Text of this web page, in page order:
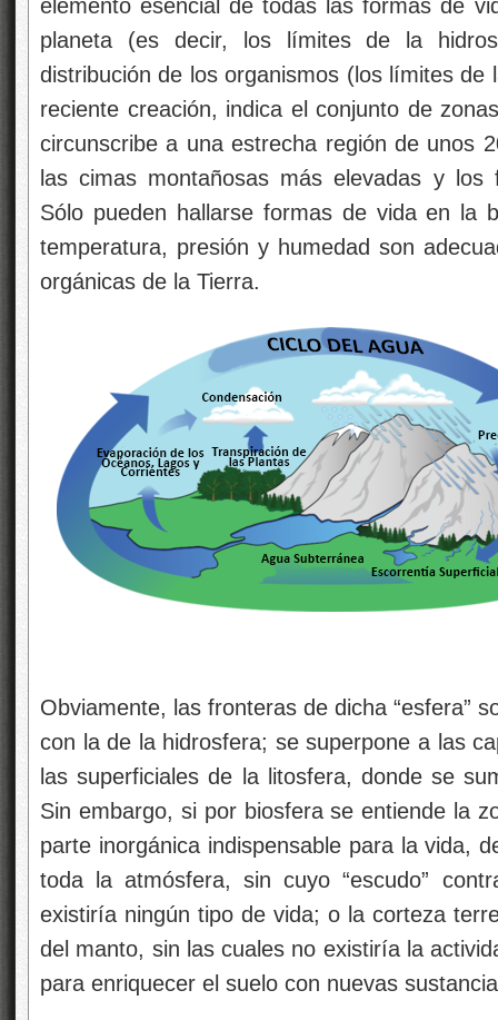
elemento esencial de todas las formas de
planeta (es decir, los límites de la
distribución de los organismos (los límites
reciente creación, indica el conjunto de
circunscribe a una estrecha región de unos
las cimas montañosas más elevadas y los
Sólo pueden hallarse formas de vida en la
temperatura, presión y humedad son
orgánicas de la Tierra.
Obviamente, las fronteras de dicha “esfera”
con la de la hidrosfera; se superpone a las
las superficiales de la litosfera, donde se
Sin embargo, si por biosfera se entiende la
parte inorgánica indispensable para la vida,
toda la atmósfera, sin cuyo “escudo”
existiría ningún tipo de vida; o la corteza
del manto, sin las cuales no existiría la
para enriquecer el suelo con nuevas